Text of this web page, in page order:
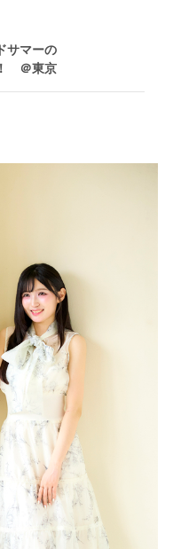
サマーの
＠東京